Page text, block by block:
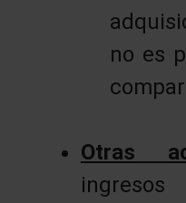
no es
Otras